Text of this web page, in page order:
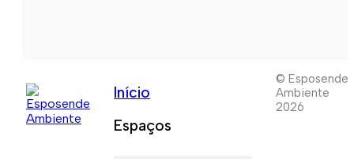
Início
Espaços
© Esposende
Ambiente
2026